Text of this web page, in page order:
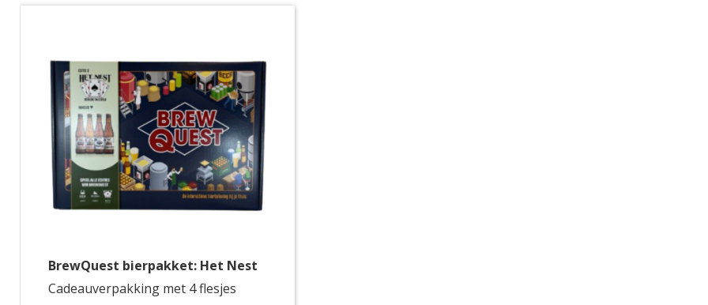
BrewQuest bierpakket: Het Nest
Cadeauverpakking met 4 flesjes